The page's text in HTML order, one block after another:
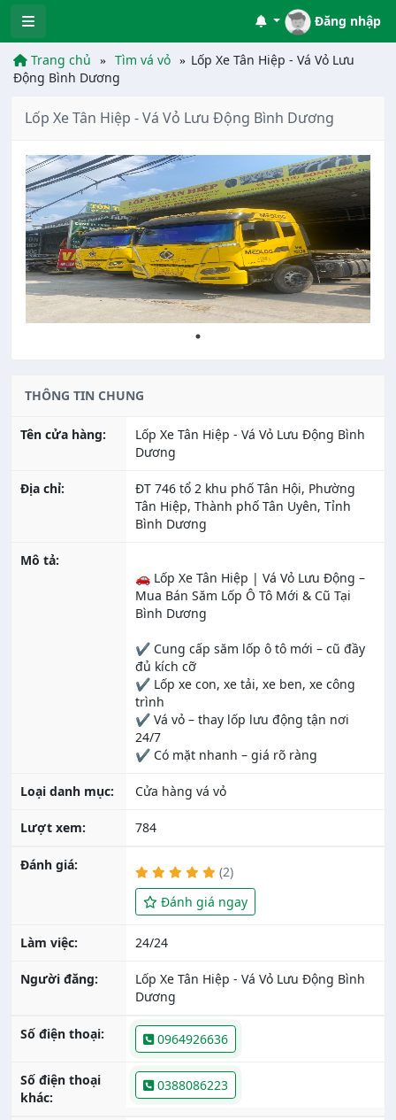
Đăng nhập
Trang chủ Tìm vá vỏ
Lốp Xe Tân Hiệp - Vá Vỏ Lưu
Động Bình Dương
Lốp Xe Tân Hiệp - Vá Vỏ Lưu Động Bình Dương
THÔNG TIN CHUNG
Tên cửa hàng:
Lốp Xe Tân Hiệp - Vá Vỏ Lưu Động Bình
Dương
Địa chỉ:
ĐT 746 tổ 2 khu phố Tân Hội, Phường
Tân Hiệp, Thành phố Tân Uyên, Tỉnh
Bình Dương
Mô tả:
🚗 Lốp Xe Tân Hiệp | Vá Vỏ Lưu Động –
Mua Bán Săm Lốp Ô Tô Mới & Cũ Tại
Bình Dương
✔️ Cung cấp săm lốp ô tô mới – cũ đầy
đủ kích cỡ
✔️ Lốp xe con, xe tải, xe ben, xe công
trình
✔️ Vá vỏ – thay lốp lưu động tận nơi
24/7
Loại danh mục: Cửa hàng vá vỏ
Lượt xem: 784
Đánh giá:
(2)
Đánh giá ngay
Làm việc: 24/24
Người đăng:
Lốp Xe Tân Hiệp - Vá Vỏ Lưu Động Bình
Dương
Số điện thoại: 0964926636
Số điện thoại
khác:
0388086223